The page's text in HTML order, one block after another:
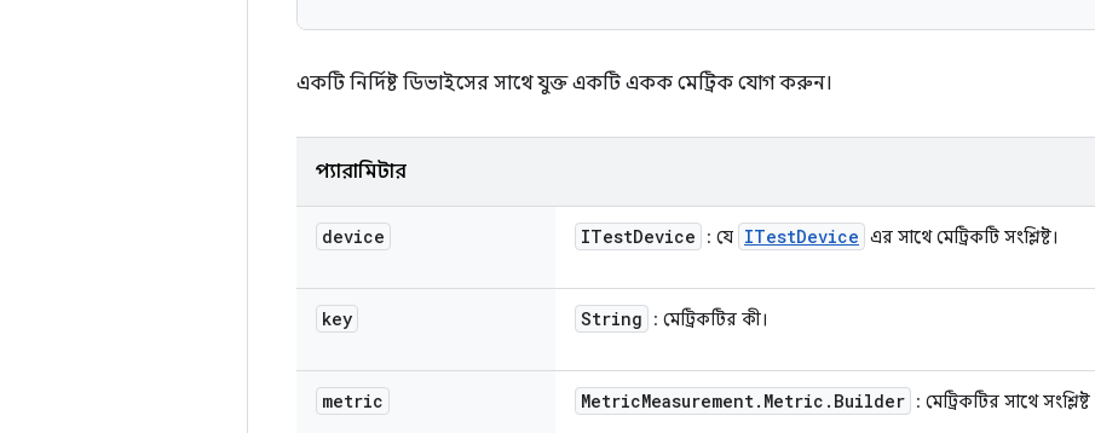
একটি নির্দিষ্ট ডিভাইসের সাথে যুক্ত একটি একক মেট্রিক যোগ করুন।
প্যারামিটার
device ITestDevice : যে ITestDevice এর সাথে মেট্রিকটি সংশ্লিষ্ট।
key String : মেট্রিকটির কী।
metric MetricMeasurement. Metric . Builder : মেট্রিকটির সাথে সংশ্লিষ্ট